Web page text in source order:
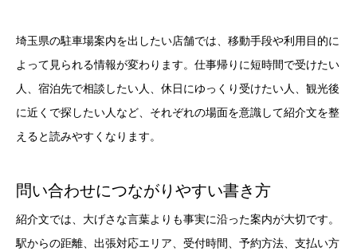
埼玉県の駐車場案内を出したい店舗では、移動手段や利用目的に
よって見られる情報が変わります。仕事帰りに短時間で受けたい
人、宿泊先で相談したい人、休日にゆっくり受けたい人、観光後
に近くで探したい人など、それぞれの場面を意識して紹介文を整
えると読みやすくなります。
問い合わせにつながりやすい書き方
紹介文では、大げさな言葉よりも事実に沿った案内が大切です。
駅からの距離、出張対応エリア、受付時間、予約方法、支払い方